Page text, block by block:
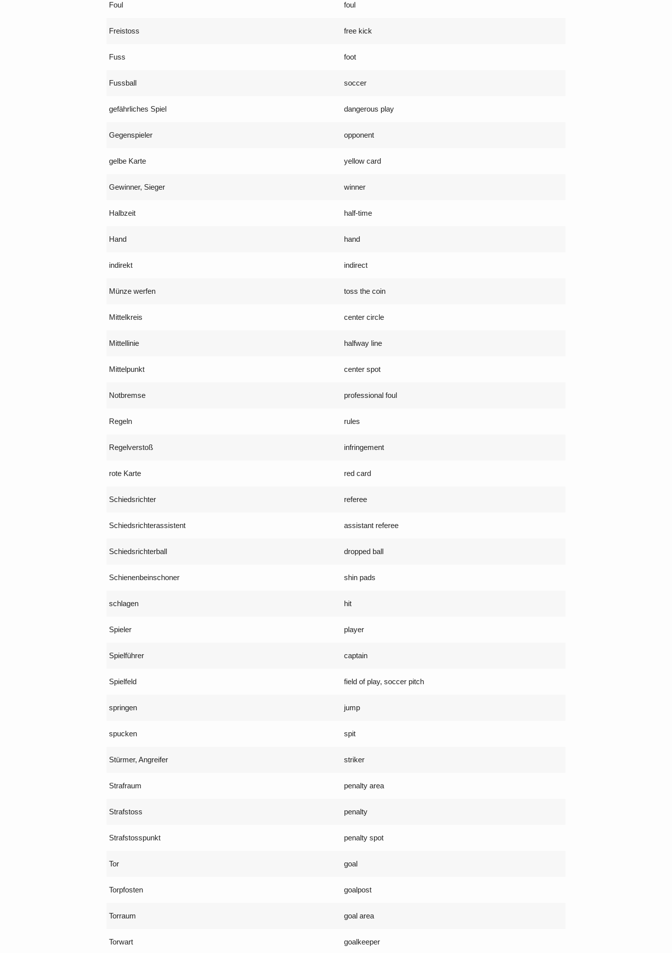
Foul foul
Freistoss free kick
Fuss foot
Fussball soccer
gefährliches Spiel dangerous play
Gegenspieler opponent
gelbe Karte yellow card
Gewinner, Sieger winner
Halbzeit half-time
Hand hand
indirekt indirect
Münze werfen toss the coin
Mittelkreis center circle
Mittellinie halfway line
Mittelpunkt center spot
Notbremse professional foul
Regeln rules
Regelverstoß infringement
rote Karte red card
Schiedsrichter referee
Schiedsrichterassistent assistant referee
Schiedsrichterball dropped ball
Schienenbeinschoner shin pads
schlagen hit
Spieler player
Spielführer captain
Spielfeld field of play, soccer pitch
springen jump
spucken spit
Stürmer, Angreifer striker
Strafraum penalty area
Strafstoss penalty
Strafstosspunkt penalty spot
Tor goal
Torpfosten goalpost
Torraum goal area
Torwart goalkeeper